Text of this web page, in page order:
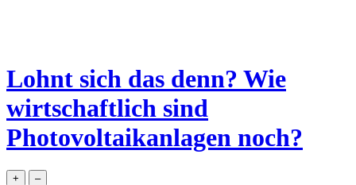
Lohnt sich das denn? Wie
wirtschaftlich sind
Photovoltaikanlagen noch?